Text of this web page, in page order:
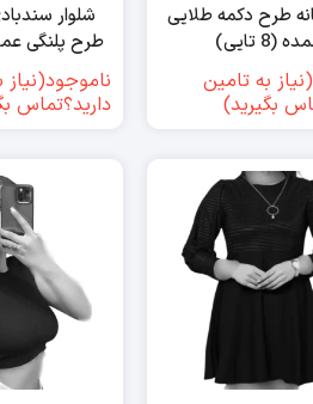
طرح دکمه طلایی
(8 تایی)
به تامین
بگیرید)
شلوار
طرح پلنگی عمده
ناموجود(نیاز
دارید؟تماس